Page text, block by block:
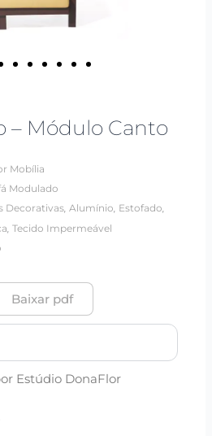
– Módulo Canto
Mobília
Modulado
Decorativas Alumínio Estofado
Tecido Impermeável
Baixar pdf
Estúdio DonaFlor